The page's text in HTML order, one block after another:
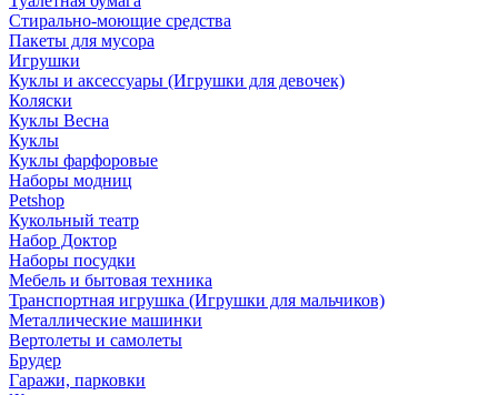
Стирально-моющие средства
Пакеты для мусора
Игрушки
Куклы и аксессуары (Игрушки для девочек)
Коляски
Куклы Весна
Куклы
Куклы фарфоровые
Наборы модниц
Petshop
Кукольный театр
Набор Доктор
Наборы посудки
Мебель и бытовая техника
Транспортная игрушка (Игрушки для мальчиков)
Металлические машинки
Вертолеты и самолеты
Брудер
Гаражи, парковки